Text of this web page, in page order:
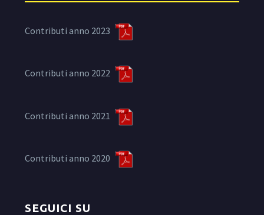
Contributi anno 2023
Contributi anno 2022
Contributi anno 2021
Contributi anno 2020
SEGUICI SU